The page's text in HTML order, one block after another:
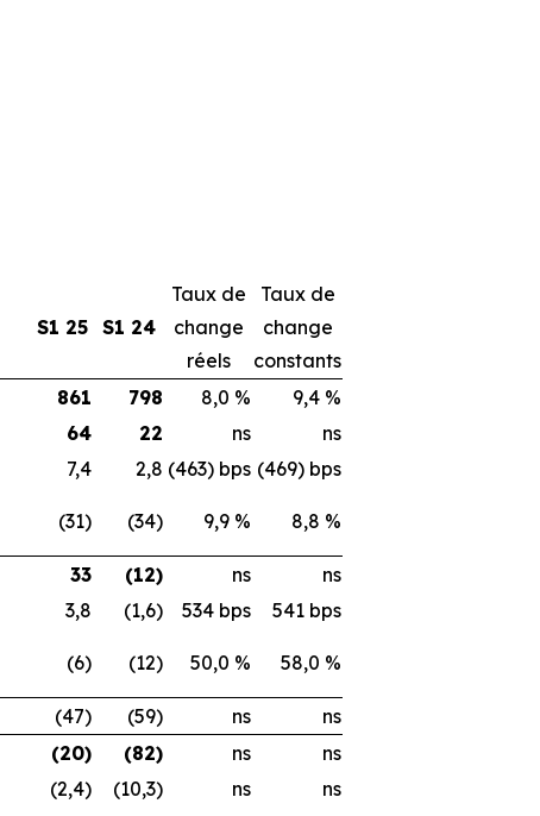
S1 25 S1 24
Taux de
change
réels
Taux de
change
constants
861 798 8,0 %
9,4 %
64 22 ns
ns
7,4 2,8 (463) bps (469) bps
(31) (34) 9,9 % 8,8 %
33 (12) ns
ns
3,8 (1,6) 534 bps
541 bps
(6) (12) 50,0 % 58,0 %
(47) (59) ns
ns
(20) (82) ns
ns
(2,4) (10,3) ns
ns